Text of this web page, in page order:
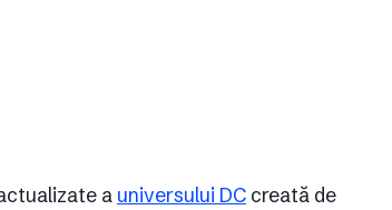
a universului DC creată de